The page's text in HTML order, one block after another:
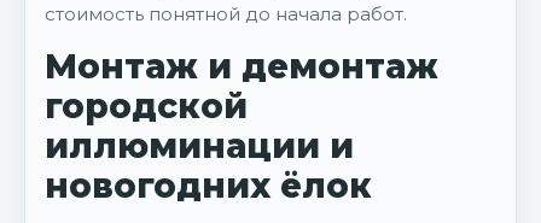
стоимость понятной до начала работ.
Монтаж и демонтаж
городской
иллюминации и
новогодних ёлок